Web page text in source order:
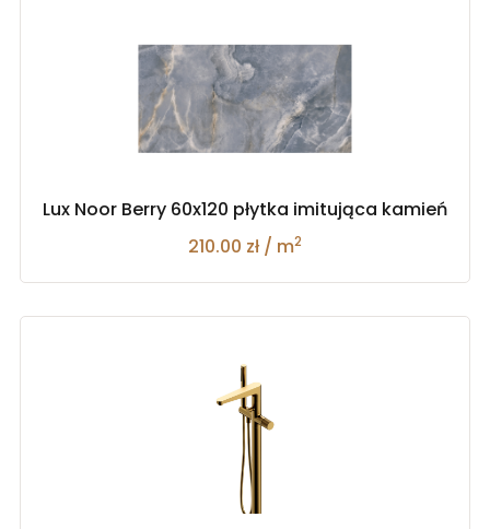
Lux Noor Berry 60x120 płytka imitująca kamień
210.00 zł / m2